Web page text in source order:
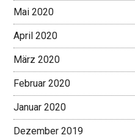
Mai 2020
April 2020
März 2020
Februar 2020
Januar 2020
Dezember 2019